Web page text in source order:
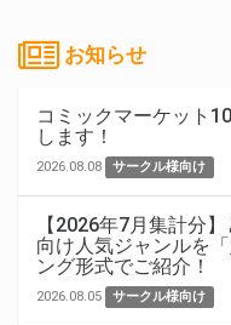
お知らせ
コミックマーケット
します！
2026.08.08 サークル様向け
【2026年7月集計分
向け人気ジャンルを
ング形式でご紹介！
2026.08.05 サークル様向け